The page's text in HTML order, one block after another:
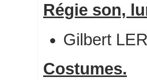
Régie son,
Gilbert
Costumes.